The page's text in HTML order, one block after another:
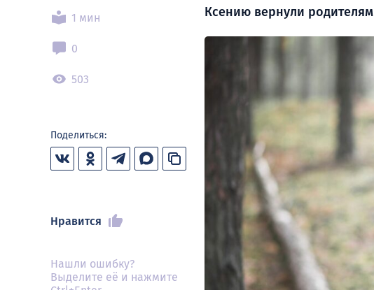
1 мин
0
503
Поделиться:
Нравится
Нашли ошибку?
Выделите её и нажмите
Ксению вернули родителям